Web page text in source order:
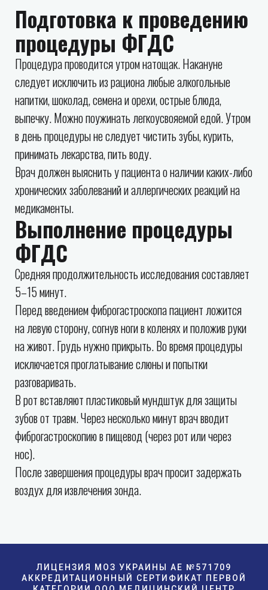
Подготовка к проведению
процедуры ФГДС
Процедура проводится утром натощак. Накануне
следует исключить из рациона любые алкогольные
напитки, шоколад, семена и орехи, острые блюда,
выпечку. Можно поужинать легкоусвояемой едой. Утром
в день процедуры не следует чистить зубы, курить,
принимать лекарства, пить воду.
Врач должен выяснить у пациента о наличии каких-либо
хронических заболеваний и аллергических реакций на
медикаменты.
Выполнение процедуры
ФГДС
Средняя продолжительность исследования составляет
5–15 минут.
Перед введением фиброгастроскопа пациент ложится
на левую сторону, согнув ноги в коленях и положив руки
на живот. Грудь нужно прикрыть. Во время процедуры
исключается проглатывание слюны и попытки
разговаривать.
В рот вставляют пластиковый мундштук для защиты
зубов от травм. Через несколько минут врач вводит
фиброгастроскопию в пищевод (через рот или через
нос).
После завершения процедуры врач просит задержать
воздух для извлечения зонда.
ЛИЦЕНЗИЯ МОЗ УКРАИНЫ АE №571709
АККРЕДИТАЦИОННЫЙ СЕРТИФИКАТ ПЕРВОЙ